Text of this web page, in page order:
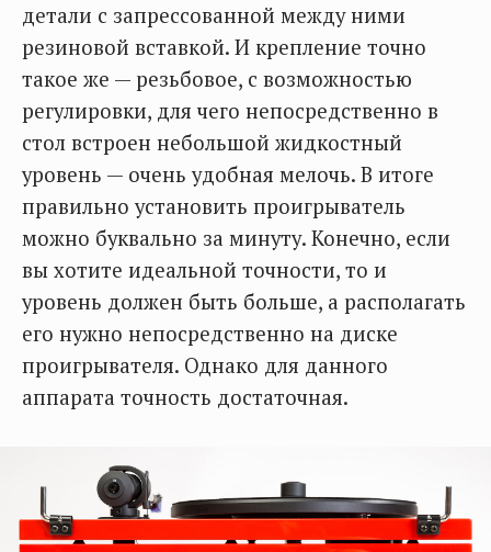
детали с запрессованной между ними
резиновой вставкой. И крепление точно
такое же — резьбовое, с возможностью
регулировки, для чего непосредственно в
стол встроен небольшой жидкостный
уровень — очень удобная мелочь. В итоге
правильно установить проигрыватель
можно буквально за минуту. Конечно, если
вы хотите идеальной точности, то и
уровень должен быть больше, а располагать
его нужно непосредственно на диске
проигрывателя. Однако для данного
аппарата точность достаточная.